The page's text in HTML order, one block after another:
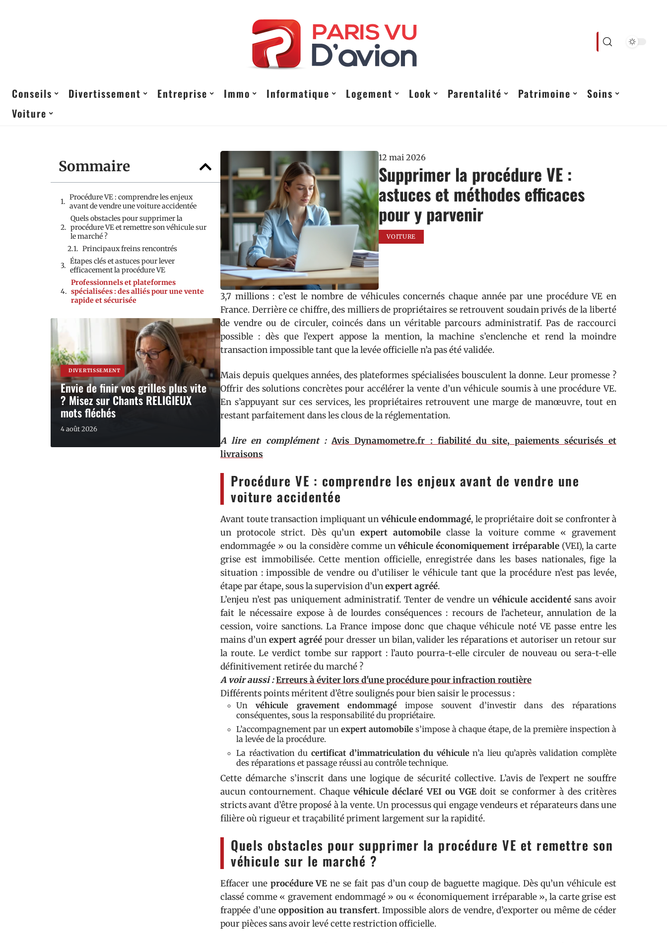
Conseils Divertissement Entreprise Immo Informatique Logement Look Parentalité Patrimoine
Soins
Voiture
Sommaire
Procédure VE : comprendre les enjeux
avant de vendre une voiture accidentée
Quels obstacles pour supprimer la
procédure VE et remettre son véhicule sur
le marché ?
Principaux freins rencontrés
Étapes clés et astuces pour lever
efficacement la procédure VE
Professionnels et plateformes
spécialisées : des alliés pour une vente
rapide et sécurisée
DIVERTISSEMENT
Envie de finir vos grilles plus vite
? Misez sur Chants RELIGIEUX
mots fléchés
4 août 2026
12 mai 2026
Supprimer la procédure VE :
astuces et méthodes efficaces
pour y parvenir
VOITURE
3,7 millions : c’est le nombre de véhicules concernés chaque année par une procédure VE en
France. Derrière ce chiffre, des milliers de propriétaires se retrouvent soudain privés de la liberté
de vendre ou de circuler, coincés dans un véritable parcours administratif. Pas de raccourci
possible : dès que l’expert appose la mention, la machine s’enclenche et rend la moindre
transaction impossible tant que la levée officielle n’a pas été validée.
Mais depuis quelques années, des plateformes spécialisées bousculent la donne. Leur promesse ?
Offrir des solutions concrètes pour accélérer la vente d’un véhicule soumis à une procédure VE.
En s’appuyant sur ces services, les propriétaires retrouvent une marge de manœuvre, tout en
restant parfaitement dans les clous de la réglementation.
A lire en complément : Avis Dynamometre.fr : fiabilité du site, paiements sécurisés et
livraisons
Procédure VE : comprendre les enjeux avant de vendre une
voiture accidentée
Avant toute transaction impliquant un véhicule endommagé, le propriétaire doit se confronter à
un protocole strict. Dès qu’un expert automobile classe la voiture comme « gravement
endommagée » ou la considère comme unvéhicule économiquement irréparable(VEI), la carte
grise est immobilisée. Cette mention officielle, enregistrée dans les bases nationales, fige la
situation : impossible de vendre ou d’utiliser le véhicule tant que la procédure n’est pas levée,
étape par étape, sous la supervision d’unexpert agréé.
L’enjeu n’est pas uniquement administratif. Tenter de vendre un véhicule accidentésans avoir
fait le nécessaire expose à de lourdes conséquences : recours de l’acheteur, annulation de la
cession, voire sanctions. La France impose donc que chaque véhicule noté VE passe entre les
mains d’un expert agréépour dresser un bilan, valider les réparations et autoriser un retour sur
la route. Le verdict tombe sur rapport : l’auto pourra-t-elle circuler de nouveau ou sera-t-elle
définitivement retirée du marché ?
A voir aussi :Erreurs à éviter lors d'une procédure pour infraction routière
Différents points méritent d’être soulignés pour bien saisir le processus :
Unvéhicule gravement endommagé impose souvent d’investir dans des réparations
conséquentes, sous la responsabilité du propriétaire.
L’accompagnement par unexpert automobiles’impose à chaque étape, de la première inspection à
la levée de la procédure.
La réactivation du certificat d’immatriculation du véhiculen’a lieu qu’après validation complète
des réparations et passage réussi au contrôle technique.
Cette démarche s’inscrit dans une logique de sécurité collective. L’avis de l’expert ne souffre
aucun contournement. Chaque véhicule déclaré VEI ou VGE doit se conformer à des critères
stricts avant d’être proposé à la vente. Un processus qui engage vendeurs et réparateurs dans une
filière où rigueur et traçabilité priment largement sur la rapidité.
Quels obstacles pour supprimer la procédure VE et remettre son
véhicule sur le marché ?
Effacer une procédure VE ne se fait pas d’un coup de baguette magique. Dès qu’un véhicule est
classé comme « gravement endommagé » ou « économiquement irréparable », la carte grise est
frappée d’uneopposition au transfert. Impossible alors de vendre, d’exporter ou même de céder
pour pièces sans avoir levé cette restriction officielle.